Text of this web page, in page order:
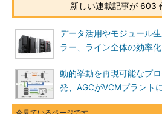
新しい連載記事が 603
データ活用やモジュール
ラー、ライン全体の効率
動的挙動を再現可能なプ
発、AGCがVCMプラント